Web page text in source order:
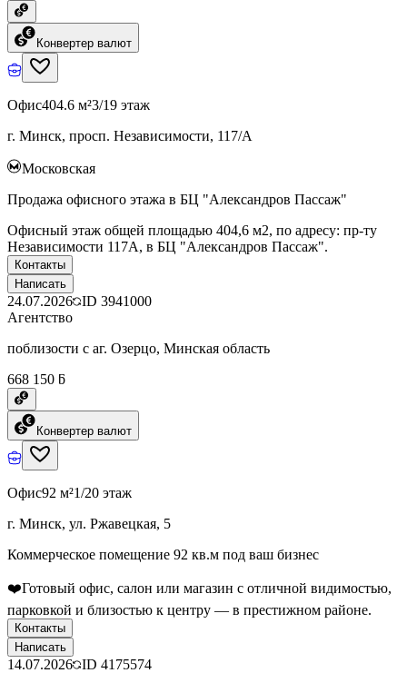
Конвертер валют
Офис404.6 м²3/19 этаж
г. Минск, просп. Независимости, 117/А
Московская
Продажа офисного этажа в БЦ "Александров Пассаж"
Офисный этаж общей площадью 404,6 м2, по адресу: пр-ту
Независимости 117А, в БЦ "Александров Пассаж".
Контакты
Написать
24.07.2026 ID 3941000
Агентство
поблизости с аг. Озерцо, Минская область
668 150 ƃ
Конвертер валют
Офис92 м²1/20 этаж
г. Минск, ул. Ржавецкая, 5
Коммерческое помещение 92 кв.м под ваш бизнес
❤️Готовый офис, салон или магазин с отличной видимостью,
парковкой и близостью к центру — в престижном районе.
Контакты
Написать
14.07.2026 ID 4175574